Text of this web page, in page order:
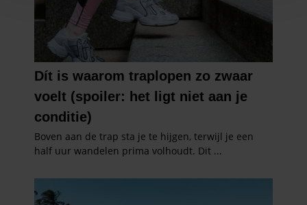
en om ons websiteverkeer te analyseren. Ook delen we
informatie over uw gebruik van onze site met onze
partners voor social media, adverteren en analyse. Deze
partners kunnen deze gegevens combineren met andere
informatie die u aan ze heeft verstrekt of die ze hebben
verzameld op basis van uw gebruik van hun services. U
gaat akkoord met onze cookies als u onze website blijft
gebruiken.